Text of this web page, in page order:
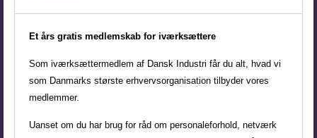
Et års gratis medlemskab for iværksættere
Som iværksættermedlem af Dansk Industrifår du alt, hvad vi
som Danmarks størsteerhvervsorganisation tilbyder vores
medlemmer.
Uanset om du har brug for råd om personaleforhold,netværk